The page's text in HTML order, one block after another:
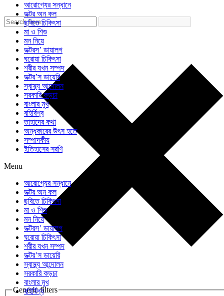
Generic filters
আরোগ্যের সন্ধানে
ডক্টর অন কল
ছবিতে চিকিৎসা
মা ও শিশু
মন নিয়ে
ডক্টরস’ ডায়ালগ
ঘরোয়া চিকিৎসা
শরীর যখন সম্পদ
ডক্টর’স ডায়েরি
স্বাস্থ্য আন্দোলন
সরকারি কড়চা
বাংলার মুখ
বহির্বিশ্ব
তাহাদের কথা
অন্ধকারের উৎস হতে
সম্পাদকীয়
ইতিহাসের সরণি
Menu
আরোগ্যের সন্ধানে
ডক্টর অন কল
ছবিতে চিকিৎসা
মা ও শিশু
মন নিয়ে
ডক্টরস’ ডায়ালগ
ঘরোয়া চিকিৎসা
শরীর যখন সম্পদ
ডক্টর’স ডায়েরি
স্বাস্থ্য আন্দোলন
সরকারি কড়চা
বাংলার মুখ
বহির্বিশ্ব